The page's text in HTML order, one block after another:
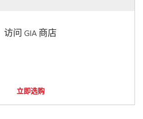
访问 GIA 商店
立即选购